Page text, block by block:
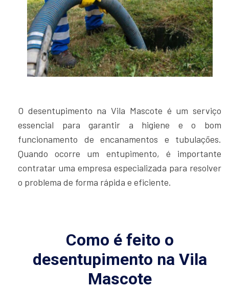
O desentupimento na Vila Mascote é um serviço
essencial para garantir a higiene e o bom
funcionamento de encanamentos e tubulações.
Quando ocorre um entupimento, é importante
contratar uma empresa especializada para resolver
o problema de forma rápida e eficiente.
Como é feito o
desentupimento na Vila
Mascote